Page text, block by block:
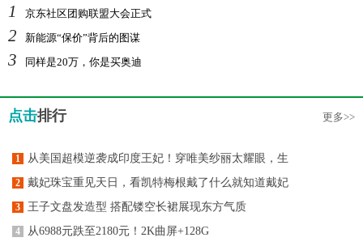
1 京东社区团购联盟大会正式
2 新能源“保价”背后的图谋
3 同样是20万，你是买奥迪
点击排行 更多>>
1 从美国超模逆袭成印度王妃！穿唯美纱丽太耀眼，生
2 戴妃珠宝重见天日，看凯特梅根戴了什么就知道戴妃
3 王子文盘发造型 搭配镂空长裙展现东方气质
4 从6988元跌至2180元！2K曲屏+128G